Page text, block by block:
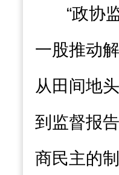
“政协
一股推动
从田间地
到监督报
商民主的